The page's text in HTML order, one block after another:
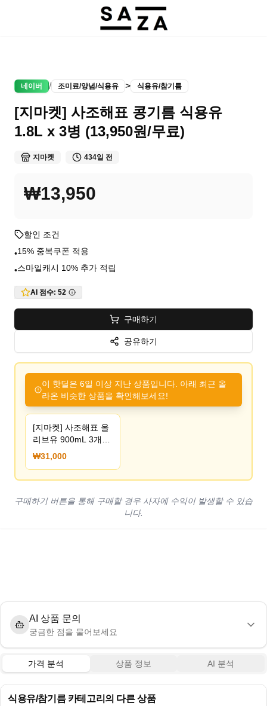
네이버 / 조미료/양념/식용유 > 식용유/참기름
[지마켓] 사조해표 콩기름 식용유
1.8L x 3병 (13,950원/무료)
지마켓 434일 전
₩13,950
할인 조건
•15% 중복쿠폰 적용
•스마일캐시 10% 추가 적립
AI 점수: 52
구매하기
공유하기
이 핫딜은 6일 이상 지난 상품입니다. 아래 최근 올
라온 비슷한 상품을 확인해보세요!
[지마켓] 사조해표 올
리브유 900mL 3개
(유클31,000원) (무
₩31,000
구매하기 버튼을 통해 구매할 경우 사자에 수익이 발생할 수 있습
니다.
AI 상품 문의
궁금한 점을 물어보세요
가격 분석 상품 정보 AI 분석
식용유/참기름카테고리의 다른 상품